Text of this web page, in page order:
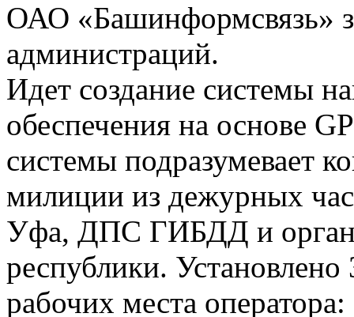
ОАО «Башинформсвязь»
администраций.
Идет создание системы
обеспечения на основе
системы подразумевает
милиции из дежурных
Уфа, ДПС ГИБДД и
республики.
рабочих места